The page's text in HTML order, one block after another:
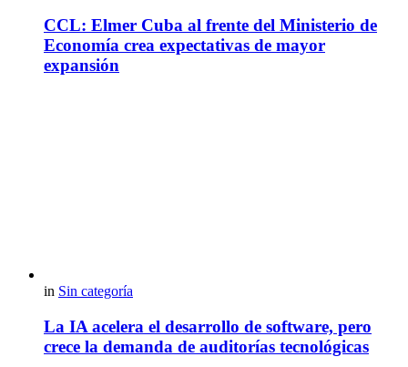
CCL: Elmer Cuba al frente del Ministerio de
Economía crea expectativas de mayor
expansión
in Sin categoría
La IA acelera el desarrollo de software, pero
crece la demanda de auditorías tecnológicas